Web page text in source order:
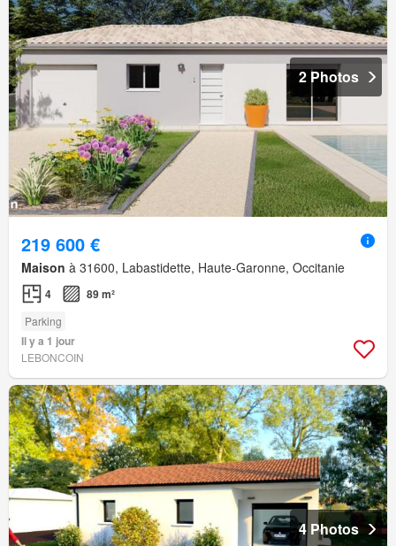
2 Photos
219 600 €
Maison à 31600, Labastidette, Haute-Garonne, Occitanie
4 89 m²
Parking
Il y a 1 jour
LEBONCOIN
4 Photos